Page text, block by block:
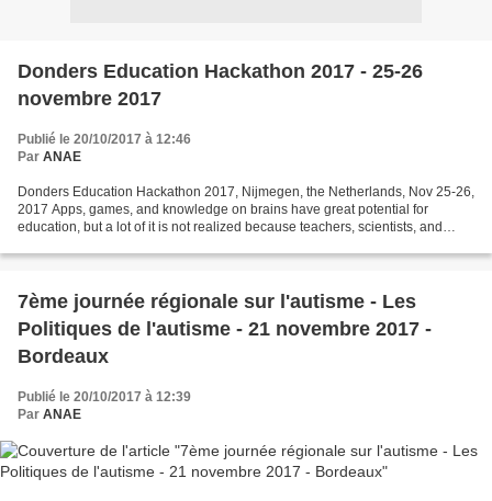
Donders Education Hackathon 2017 - 25-26
novembre 2017
Publié le 20/10/2017 à 12:46
Par ANAE
Donders Education Hackathon 2017, Nijmegen, the Netherlands, Nov 25-26,
2017 Apps, games, and knowledge on brains have great potential for
education, but a lot of it is not realized because teachers, scientists, and
7ème journée régionale sur l'autisme - Les
Politiques de l'autisme - 21 novembre 2017 -
Bordeaux
Publié le 20/10/2017 à 12:39
Par ANAE